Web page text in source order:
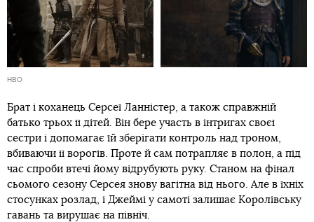
HBO
Брат і коханець Серсеї Ланністер, а також справжній
батько трьох її дітей. Він бере участь в інтригах своєї
сестри і допомагає їй зберігати контроль над троном,
вбиваючи її ворогів. Проте й сам потрапляє в полон, а під
час спроби втечі йому відрубують руку. Станом на фінал
сьомого сезону Серсея знову вагітна від нього. Але в їхніх
стосунках розлад, і Джеймі у самоті залишає Королівську
гавань та вирушає на північ.